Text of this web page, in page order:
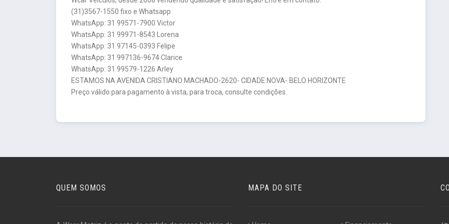
(31)3567-1550 fixo e Whatsapp
WhatsApp: 31 99571-7900 Victor
WhatsApp: 31 99971-8543 Lorena
WhatsApp: 31 97145-0393 Felipe
WhatsApp: 31 997136-9674 Clarice
WhatsApp: 31 99579-1226 Arley
ESTAMOS NA AVENIDA CRISTIANO MACHADO-2620- CIDADE NOVA- BELO HORIZONTE
Preço válido para pagamento à vista, para troca, consulte condições.
QUEM SOMOS MAPA DO SITE